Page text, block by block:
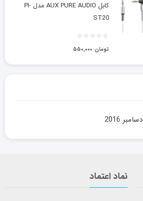
کابل AUX PURE AUDIO مدل PI-
ST20
۵۵۰,۰۰۰ تومان
دسامبر 2016
نماد اعتماد